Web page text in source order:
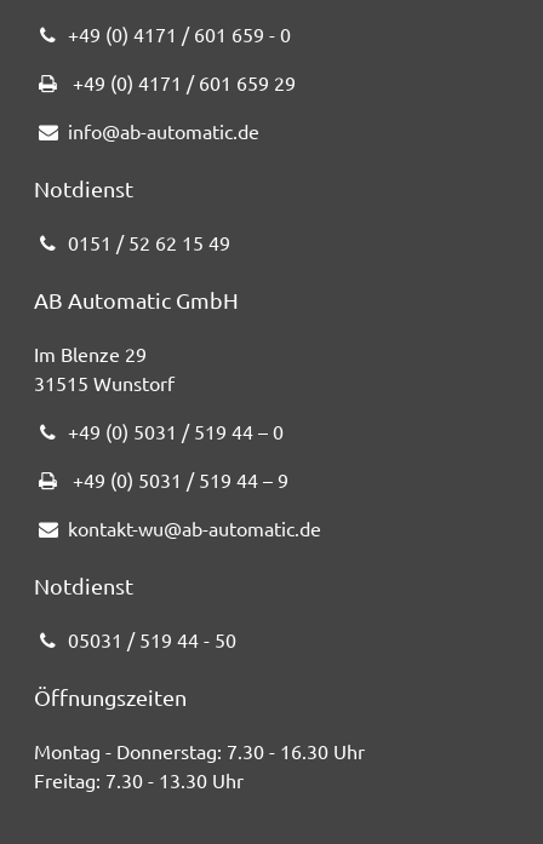
+49 (0) 4171 / 601 659 - 0
+49 (0) 4171 / 601 659 29
info@ab-automatic.de
Notdienst
0151 / 52 62 15 49
AB Automatic GmbH
Im Blenze 29
31515 Wunstorf
+49 (0) 5031 / 519 44 – 0
+49 (0) 5031 / 519 44 – 9
kontakt-wu@ab-automatic.de
Notdienst
05031 / 519 44 - 50
Öffnungszeiten
Montag - Donnerstag: 7.30 - 16.30 Uhr
Freitag: 7.30 - 13.30 Uhr